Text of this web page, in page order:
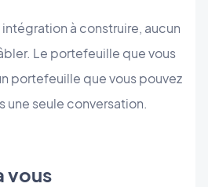
à construire, aucun
Le portefeuille que vous
portefeuille que vous pouvez
une seule conversation.
vous